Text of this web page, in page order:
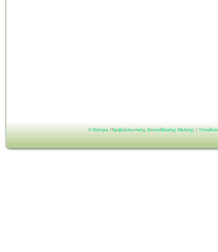
© Κέντρο Περιβαλλοντικής Εκπαίδευσης Μελίτης |